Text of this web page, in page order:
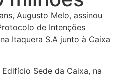
Augusto Melo, assinou
de Intenções
Itaquera S.A junto à Caixa
Sede da Caixa, na